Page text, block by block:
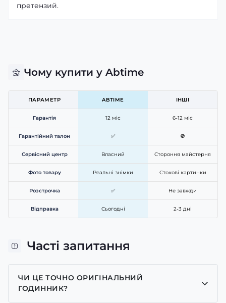
претензий.
Чому купити у Abtime
ПАРАМЕТР ABTIME ІНШІ
Гарантія 12 міс 6-12 міс
Гарантійний талон ✅ 🚫
Сервісний центр Власний Стороння майстерня
Фото товару Реальні знімки Стокові картинки
Розстрочка ✅ Не завжди
Відправка Сьогодні 2-3 дні
Часті запитання
ЧИ ЦЕ ТОЧНО ОРИГІНАЛЬНИЙ
ГОДИННИК?